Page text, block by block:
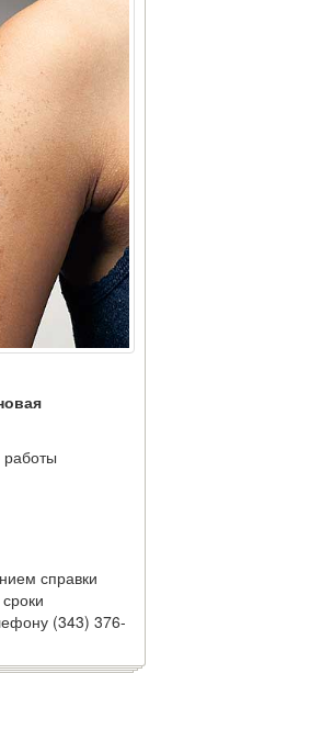
справки
(343) 376-